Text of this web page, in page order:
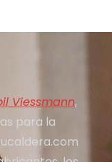
Viessmann,
para la